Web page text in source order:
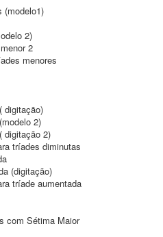
(modelo1)
2)
2
menores
digitação)
2)
digitação 2)
tríades diminutas
(digitação)
tríade aumentada
com Sétima Maior